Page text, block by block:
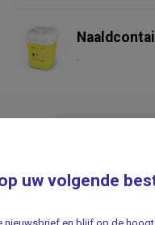
.
uw volgende